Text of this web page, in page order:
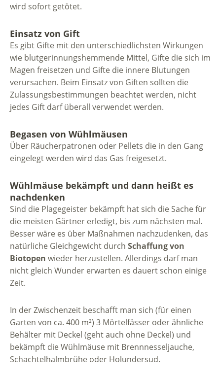
wird sofort getötet.
Einsatz von Gift
Es gibt Gifte mit den unterschiedlichsten Wirkungen
wie blutgerinnungshemmende Mittel, Gifte die sich im
Magen freisetzen und Gifte die innere Blutungen
verursachen. Beim Einsatz von Giften sollten die
Zulassungsbestimmungen beachtet werden, nicht
jedes Gift darf überall verwendet werden.
Begasen von Wühlmäusen
Über Räucherpatronen oder Pellets die in den Gang
eingelegt werden wird das Gas freigesetzt.
Wühlmäuse bekämpft und dann heißt es
nachdenken
Sind die Plagegeister bekämpft hat sich die Sache für
die meisten Gärtner erledigt, bis zum nächsten mal.
Besser wäre es über Maßnahmen nachzudenken, das
natürliche Gleichgewicht durch Schaffung von
Biotopen wieder herzustellen. Allerdings darf man
nicht gleich Wunder erwarten es dauert schon einige
Zeit.
In der Zwischenzeit beschafft man sich (für einen
Garten von ca. 400 m²) 3 Mörtelfässer oder ähnliche
Behälter mit Deckel (geht auch ohne Deckel) und
bekämpft die Wühlmäuse mit Brennnesseljauche,
Schachtelhalmbrühe oder Holundersud.